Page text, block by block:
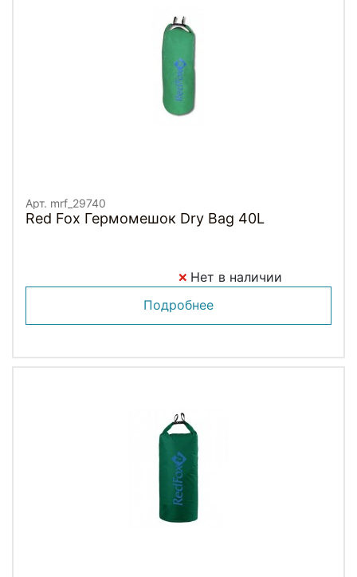
Арт. mrf_29740
Red Fox Гермомешок Dry Bag 40L
Нет в наличии
Подробнее